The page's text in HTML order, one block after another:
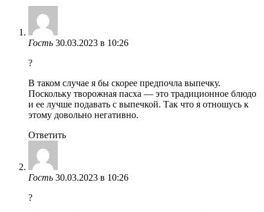
Гость 30.03.2023 в 10:26
?
В таком случае я бы скорее предпочла выпечку.
Поскольку творожная пасха — это традиционное блюдо
и ее лучше подавать с выпечкой. Так что я отношусь к
этому довольно негативно.
Ответить
Гость 30.03.2023 в 10:26
?